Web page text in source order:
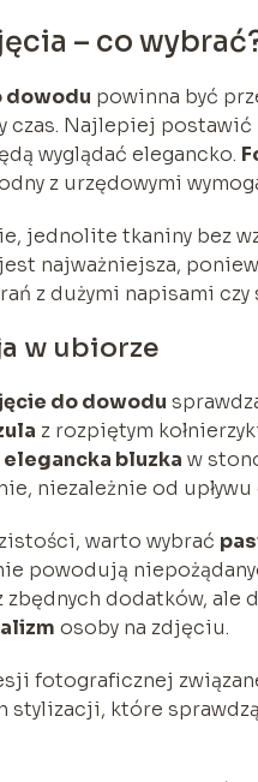
– co
dowodu powinna być
czas. Najlepiej
wyglądać elegancko.
z urzędowymi
jednolite tkaniny bez
najważniejsza,
z dużymi napisami
w ubiorze
do dowodu
z rozpiętym
elegancka bluzka w
niezależnie od upływu
warto wybrać
powodują
dodatków, ale
osoby na zdjęciu.
fotograficznej
stylizacji, które